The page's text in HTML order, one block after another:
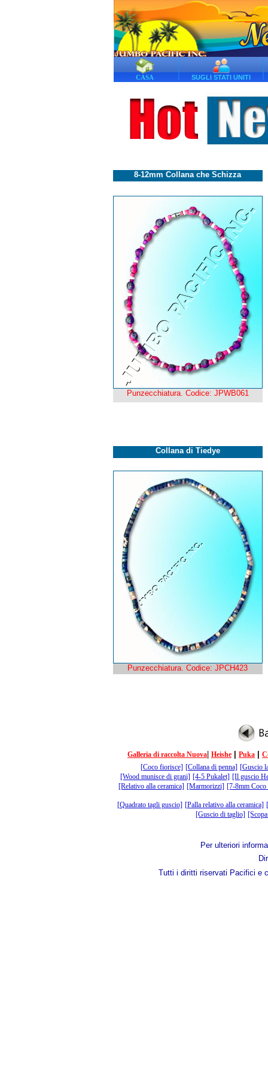
CASA SUGLI STATI UNITI
8-12mm Collana che Schizza
Punzecchiatura. Codice: JPWB061
Collana di Tiedye
Punzecchiatura. Codice: JPCH423
Galleria di raccolta Nuova Heishe Puka
[Coco fiorisce] [Collana di penna] [Guscio
[Wood munisce di grani] [4-5 Pukalet] [Il guscio
[Relativo alla ceramica] [Marmorizzi] [7-8mm Coco
[Quadrato tagli guscio] [Palla relativo alla ceramica]
[Guscio di taglio]
Per ulteriori
Tutti i diritti riservati Pacifici e